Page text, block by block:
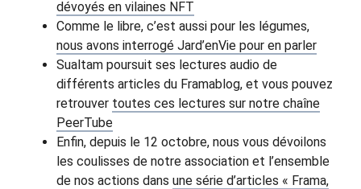
dévoyés en vilaines NFT
Comme le libre, c’est aussi pour les légumes,
nous avons interrogé Jard’enVie pour en parler
Sualtam poursuit ses lectures audio de
différents articles du Framablog, et vous pouvez
retrouver toutes ces lectures sur notre chaîne
PeerTube
Enfin, depuis le 12 octobre, nous vous dévoilons
les coulisses de notre association et l’ensemble
de nos actions dans une série d’articles « Frama,